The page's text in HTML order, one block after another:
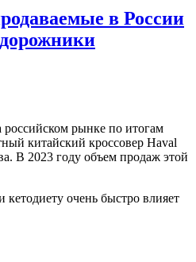
в России
рынке по итогам
китайский кроссовер Haval
В 2023 году объем продаж этой